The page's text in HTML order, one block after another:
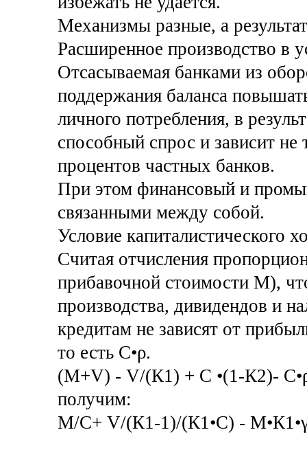
Механизмы разные, а
Расширенное производство в
Отсасываемая банками из
поддержания баланса
личного потребления, в
способный спрос и зависит не
процентов частных банков.
При этом финансовый и
связанными между собой.
Условие капиталистического
Считая отчисления
прибавочной стоимости М),
производства, дивидендов и
кредитам не зависят от
то есть С•ρ.
(М+V) - V/(К1) + С •(1-К2)-
получим:
М/С+ V/(К1-1)/(К1•С) -